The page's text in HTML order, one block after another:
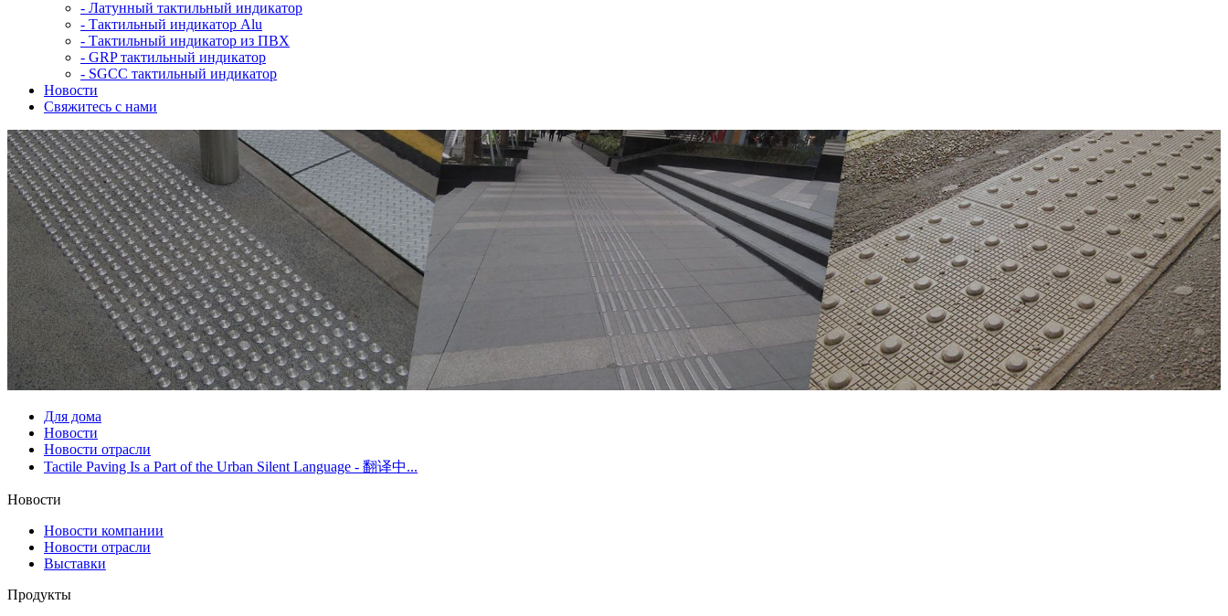
- Латунный тактильный индикатор
- Тактильный индикатор Alu
- Тактильный индикатор из ПВХ
- GRP тактильный индикатор
- SGCC тактильный индикатор
Новости
Свяжитесь с нами
Для дома
Новости
Новости отрасли
Tactile Paving Is a Part of the Urban Silent Language - 翻译中...
Новости
Новости компании
Новости отрасли
Выставки
Продукты